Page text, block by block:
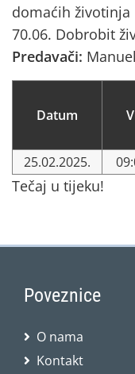
domaćih životinja
70.06. Dobrobit
Predavači:
Datum
25.02.2025.
Tečaj u tijeku!
Poveznice
O nama
Kontakt